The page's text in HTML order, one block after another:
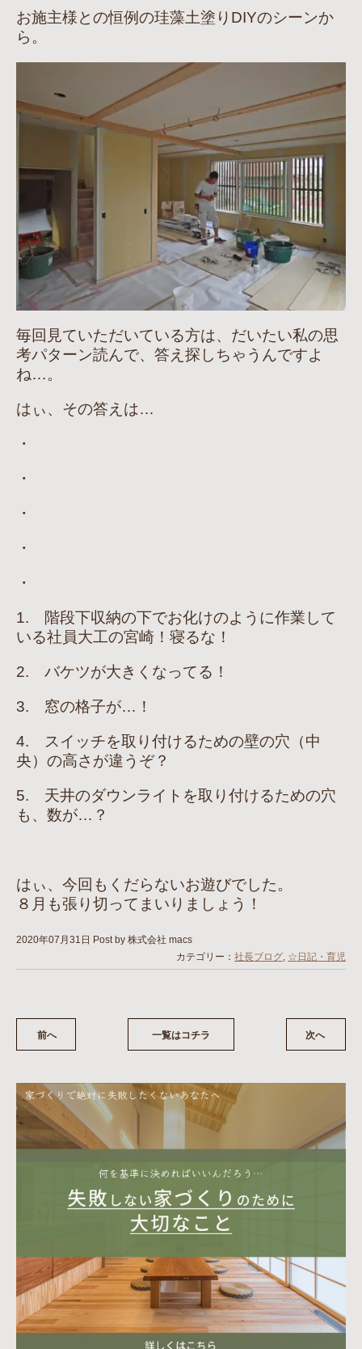
お施主様との恒例の珪藻土塗りDIYのシーンか
ら。
毎回見ていただいている方は、だいたい私の思
考パターン読んで、答え探しちゃうんですよ
ね…。
はぃ、その答えは…
・
・
・
・
・
1. 階段下収納の下でお化けのように作業して
いる社員大工の宮崎！寝るな！
2. バケツが大きくなってる！
3. 窓の格子が…！
4. スイッチを取り付けるための壁の穴（中
央）の高さが違うぞ？
5. 天井のダウンライトを取り付けるための穴
も、数が…？
はぃ、今回もくだらないお遊びでした。
８月も張り切ってまいりましょう！
2020年07月31日 Post by 株式会社 macs
カテゴリー： 社長ブログ, ☆日記・育児
前へ 一覧はコチラ 次へ